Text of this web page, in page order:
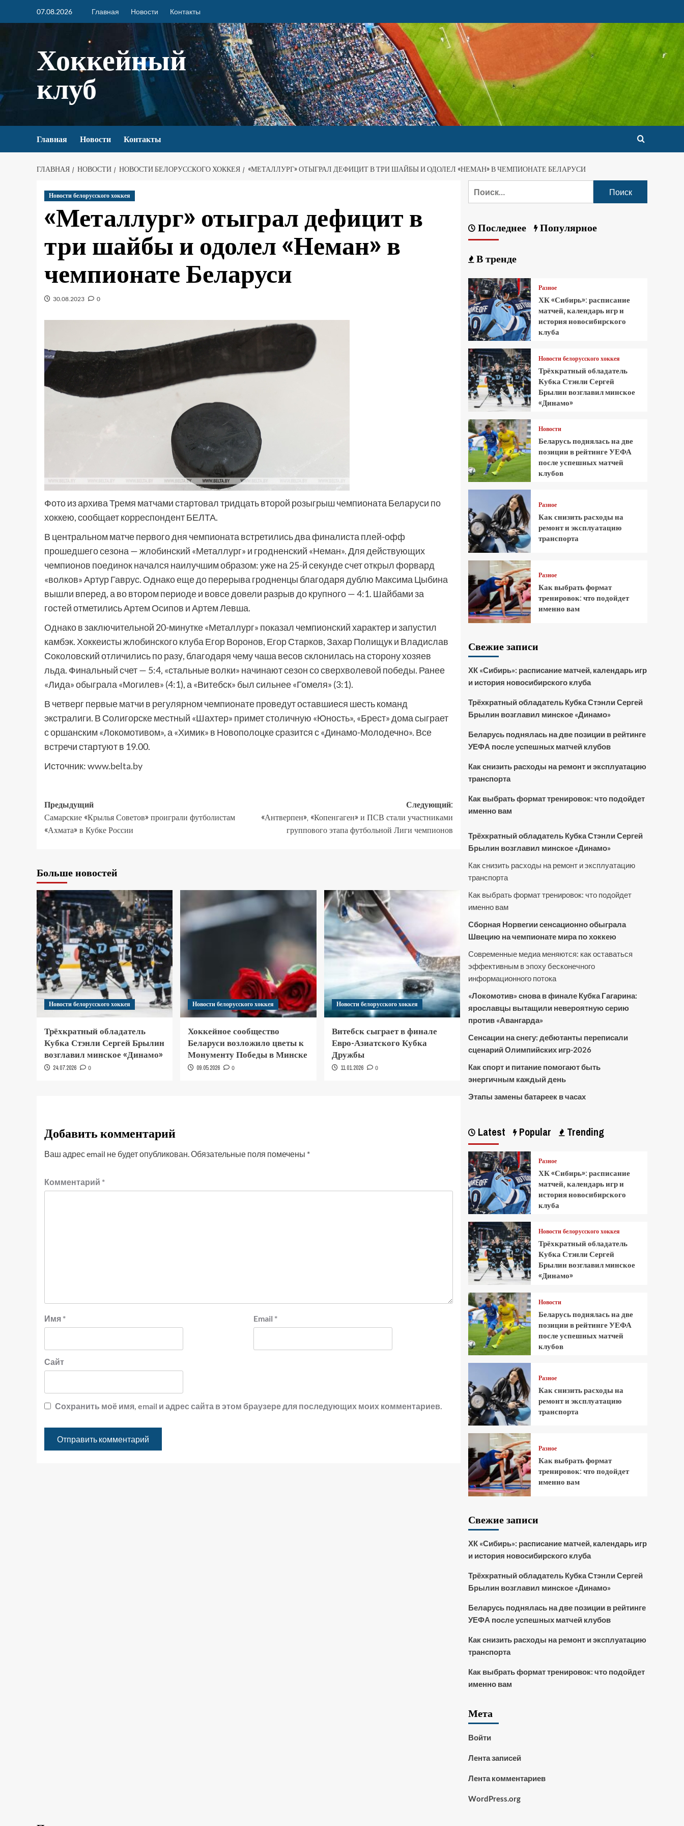
07.08.2026 Главная Новости Контакты
Хоккейный
клуб
Главная Новости Контакты
ГЛАВНАЯ НОВОСТИ НОВОСТИ БЕЛОРУССКОГО ХОККЕЯ «МЕТАЛЛУРГ» ОТЫГРАЛ ДЕФИЦИТ В ТРИ ШАЙБЫ И ОДОЛЕЛ «НЕМАН» В ЧЕМПИОНАТЕ БЕЛАРУСИ
Новости белорусского хоккея
«Металлург» отыграл дефицит в
три шайбы и одолел «Неман» в
чемпионате Беларуси
30.08.2023 0
Фото из архива Тремя матчами стартовал тридцать второй розыгрыш чемпионата Беларуси по
хоккею, сообщает корреспондент БЕЛТА.
В центральном матче первого дня чемпионата встретились два финалиста плей-офф
прошедшего сезона — жлобинский «Металлург» и гродненский «Неман». Для действующих
чемпионов поединок начался наилучшим образом: уже на 25-й секунде счет открыл форвард
«волков» Артур Гаврус. Однако еще до перерыва гродненцы благодаря дублю Максима Цыбина
вышли вперед, а во втором периоде и вовсе довели разрыв до крупного — 4:1. Шайбами за
гостей отметились Артем Осипов и Артем Левша.
Однако в заключительной 20-минутке «Металлург» показал чемпионский характер и запустил
камбэк. Хоккеисты жлобинского клуба Егор Воронов, Егор Старков, Захар Полищук и Владислав
Соколовский отличились по разу, благодаря чему чаша весов склонилась на сторону хозяев
льда. Финальный счет — 5:4, «стальные волки» начинают сезон со сверхволевой победы. Ранее
«Лида» обыграла «Могилев» (4:1), а «Витебск» был сильнее «Гомеля» (3:1).
В четверг первые матчи в регулярном чемпионате проведут оставшиеся шесть команд
экстралиги. В Солигорске местный «Шахтер» примет столичную «Юность», «Брест» дома сыграет
с оршанским «Локомотивом», а «Химик» в Новополоцке сразится с «Динамо-Молодечно». Все
встречи стартуют в 19.00.
Источник:www.belta.by
Предыдущий
Самарские «Крылья Советов» проиграли футболистам
«Ахмата» в Кубке России
Следующий:
«Антверпен», «Копенгаген» и ПСВ стали участниками
группового этапа футбольной Лиги чемпионов
Больше новостей
Новости белорусского хоккея
Трёхкратный обладатель
Кубка Стэнли Сергей Брылин
возглавил минское «Динамо»
24.07.2026 0
Новости белорусского хоккея
Хоккейное сообщество
Беларуси возложило цветы к
Монументу Победы в Минске
09.05.2026 0
Новости белорусского хоккея
Витебск сыграет в финале
Евро-Азиатского Кубка
Дружбы
11.01.2026 0
Добавить комментарий
Ваш адрес email не будет опубликован.Обязательные поля помечены *
Комментарий *
Имя * Email *
Сайт
Сохранить моё имя, email и адрес сайта в этом браузере для последующих моих комментариев.
Последнее Популярное
В тренде
Разное
ХК «Сибирь»: расписание
матчей, календарь игр и
история новосибирского
клуба
Новости белорусского хоккея
Трёхкратный обладатель
Кубка Стэнли Сергей
Брылин возглавил минское
«Динамо»
Новости
Беларусь поднялась на две
позиции в рейтинге УЕФА
после успешных матчей
клубов
Разное
Как снизить расходы на
ремонт и эксплуатацию
транспорта
Разное
Как выбрать формат
тренировок: что подойдет
именно вам
Свежие записи
ХК «Сибирь»: расписание матчей, календарь игр
и история новосибирского клуба
Трёхкратный обладатель Кубка Стэнли Сергей
Брылин возглавил минское «Динамо»
Беларусь поднялась на две позиции в рейтинге
УЕФА после успешных матчей клубов
Как снизить расходы на ремонт и эксплуатацию
транспорта
Как выбрать формат тренировок: что подойдет
именно вам
Трёхкратный обладатель Кубка Стэнли Сергей
Брылин возглавил минское «Динамо»
Как снизить расходы на ремонт и эксплуатацию
транспорта
Как выбрать формат тренировок: что подойдет
именно вам
Сборная Норвегии сенсационно обыграла
Швецию на чемпионате мира по хоккею
Современные медиа меняются: как оставаться
эффективным в эпоху бесконечного
информационного потока
«Локомотив» снова в финале Кубка Гагарина:
ярославцы вытащили невероятную серию
против «Авангарда»
Сенсации на снегу: дебютанты переписали
сценарий Олимпийских игр-2026
Как спорт и питание помогают быть
энергичным каждый день
Этапы замены батареек в часах
Latest Popular Trending
Разное
ХК «Сибирь»: расписание
матчей, календарь игр и
история новосибирского
клуба
Новости белорусского хоккея
Трёхкратный обладатель
Кубка Стэнли Сергей
Брылин возглавил минское
«Динамо»
Новости
Беларусь поднялась на две
позиции в рейтинге УЕФА
после успешных матчей
клубов
Разное
Как снизить расходы на
ремонт и эксплуатацию
транспорта
Разное
Как выбрать формат
тренировок: что подойдет
именно вам
Свежие записи
ХК «Сибирь»: расписание матчей, календарь игр
и история новосибирского клуба
Трёхкратный обладатель Кубка Стэнли Сергей
Брылин возглавил минское «Динамо»
Беларусь поднялась на две позиции в рейтинге
УЕФА после успешных матчей клубов
Как снизить расходы на ремонт и эксплуатацию
транспорта
Как выбрать формат тренировок: что подойдет
именно вам
Мета
Войти
Лента записей
Лента комментариев
WordPress.org